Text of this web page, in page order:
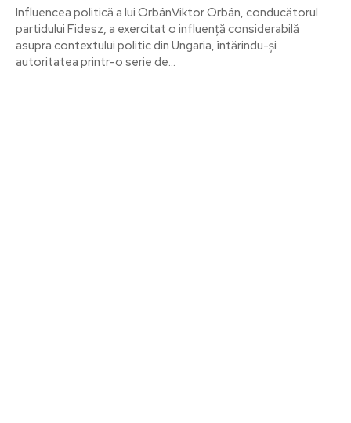
Influencea politică a lui OrbánViktor Orbán, conducătorul
partidului Fidesz, a exercitat o influență considerabilă
asupra contextului politic din Ungaria, întărindu-și
autoritatea printr-o serie de...